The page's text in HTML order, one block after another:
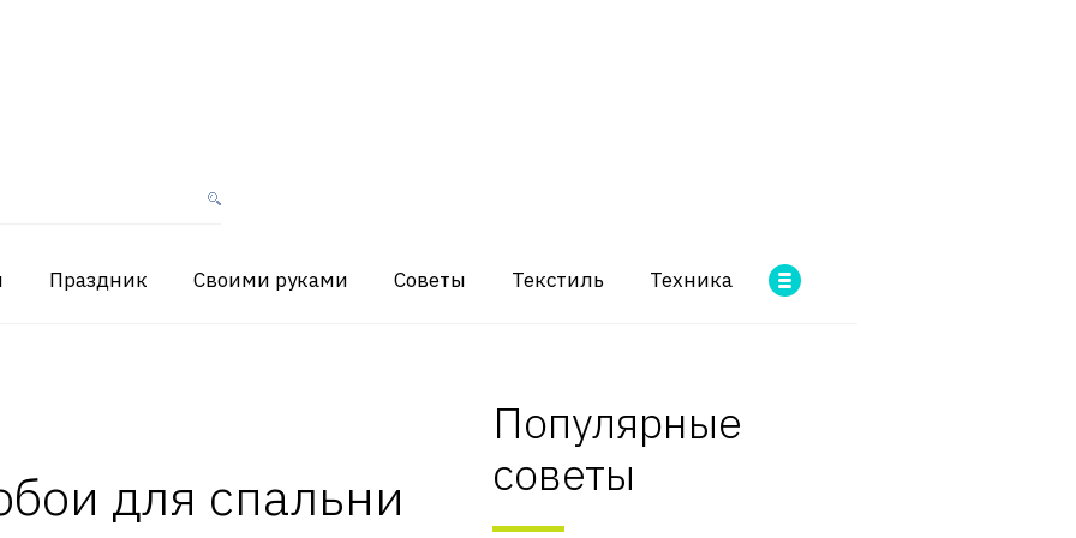
Праздник Своими руками Советы Текстиль Техника
для спальни
Популярные
советы